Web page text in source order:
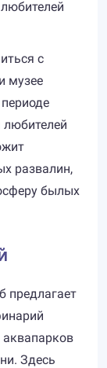
с
музее
любителей
развалин,
былых
предлагает
Здесь